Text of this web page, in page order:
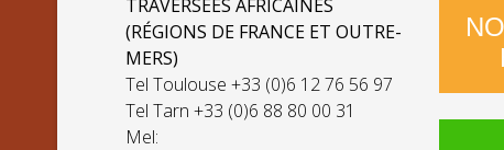
TRAVERSÉES AFRICAINES
(RÉGIONS DE FRANCE ET OUTRE-
MERS)
Tel Toulouse +33 (0)6 12 76 56 97
Tel Tarn +33 (0)6 88 80 00 31
Mel: